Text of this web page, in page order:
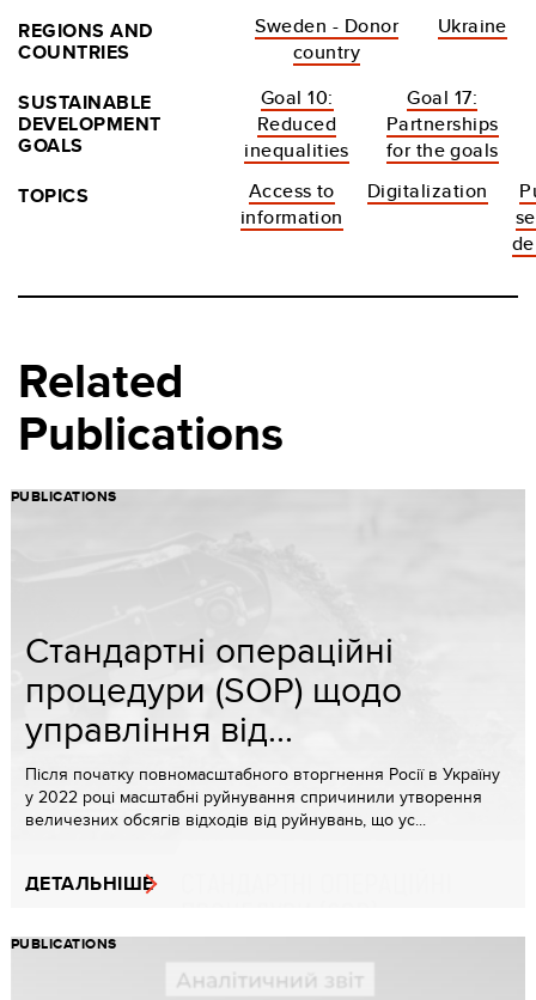
REGIONS AND
COUNTRIES
Sweden - Donor
country
Ukraine
SUSTAINABLE
DEVELOPMENT
GOALS
Goal 10:
Reduced
inequalities
Goal 17:
Partnerships
for the goals
TOPICS
Access to
information
Digitalization
Related
Publications
PUBLICATIONS
Стандартні операційні
процедури (SOP) щодо
управління від...
Після початку повномасштабного вторгнення Росії в Україну
у 2022 році масштабні руйнування спричинили утворення
величезних обсягів відходів від руйнувань, що ус...
ДЕТАЛЬНІШЕ
PUBLICATIONS